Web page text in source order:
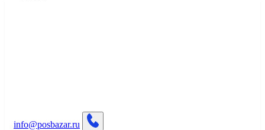
info@posbazar.ru